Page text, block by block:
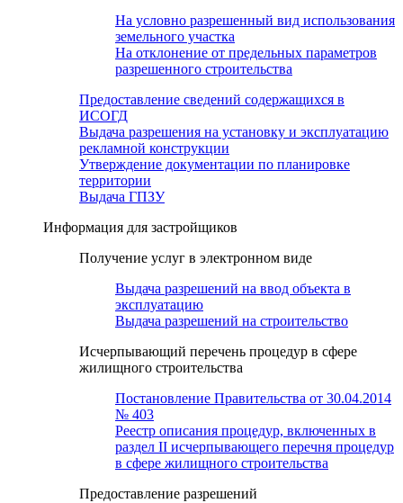
На условно разрешенный вид использования
земельного участка
На отклонение от предельных параметров
разрешенного строительства
Предоставление сведений содержащихся в
ИСОГД
Выдача разрешения на установку и эксплуатацию
рекламной конструкции
Утверждение документации по планировке
территории
Выдача ГПЗУ
Информация для застройщиков
Получение услуг в электронном виде
Выдача разрешений на ввод объекта в
эксплуатацию
Выдача разрешений на строительство
Исчерпывающий перечень процедур в сфере
жилищного строительства
Постановление Правительства от 30.04.2014
№ 403
Реестр описания процедур, включенных в
раздел II исчерпывающего перечня процедур
в сфере жилищного строительства
Предоставление разрешений